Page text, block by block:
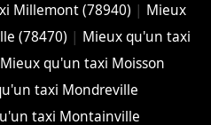
Millemont (78940) | Mieux
(78470) | Mieux qu'un taxi
Mieux qu'un taxi Moisson
taxi Mondreville
taxi Montainville